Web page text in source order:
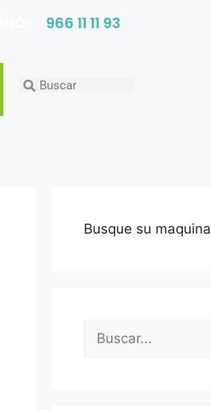
966 11 11 93
Busque su maquina